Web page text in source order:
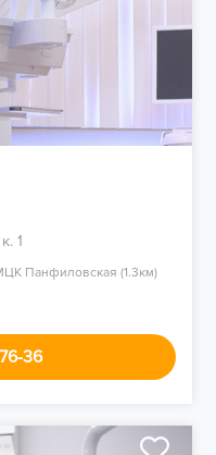
1
Панфиловская (1.3км)
36